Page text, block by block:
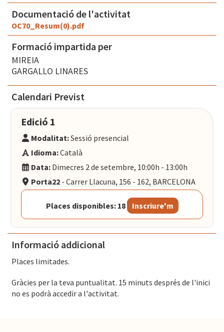
Documentació de l'activitat
OC70_Resum(0).pdf
Formació impartida per
MIREIA
GARGALLO LINARES
Calendari Previst
Edició 1
Modalitat:Sessió presencial
Idioma:Català
Data: Dimecres 2 de setembre, 10:00h - 13:00h
Porta22 - Carrer Llacuna, 156 - 162, BARCELONA
Places disponibles: 18 Inscriure'm
Informació addicional
Places limitades.
Gràcies per la teva puntualitat. 15 minuts després de l'inici
no es podrà accedir a l'activitat.